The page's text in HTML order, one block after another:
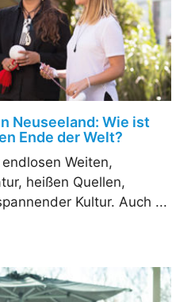
Neuseeland: Wie ist
Ende der Welt?
Weiten,
heißen Quellen,
Kultur. Auch ...